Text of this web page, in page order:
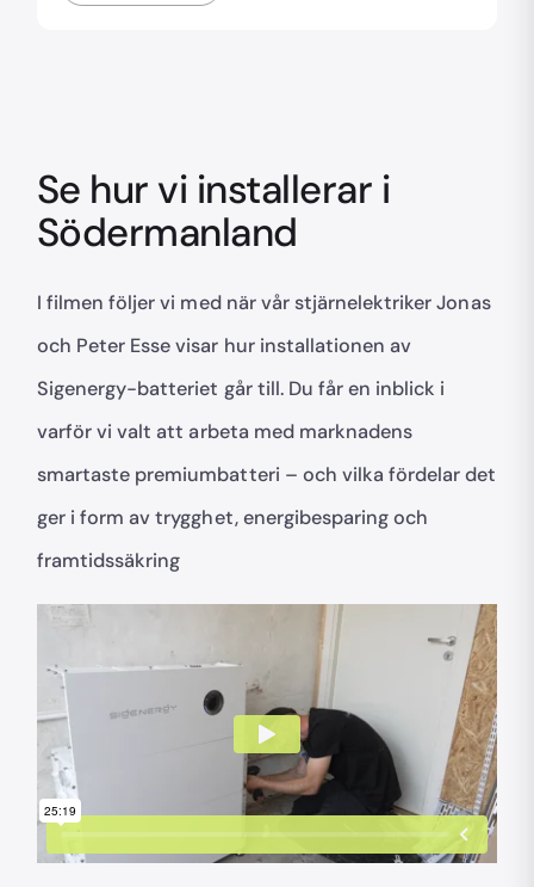
Se hur vi installerar i
Södermanland
I filmen följer vi med när vår stjärnelektriker Jonas
och Peter Esse visar hur installationen av
Sigenergy-batteriet går till. Du får en inblick i
varför vi valt att arbeta med marknadens
smartaste premiumbatteri – och vilka fördelar det
ger i form av trygghet, energibesparing och
framtidssäkring